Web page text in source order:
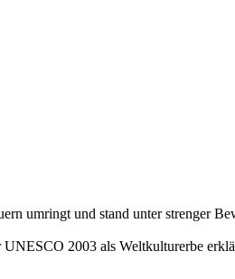
umringt und stand unter strenger
2003 als Weltkulturerbe